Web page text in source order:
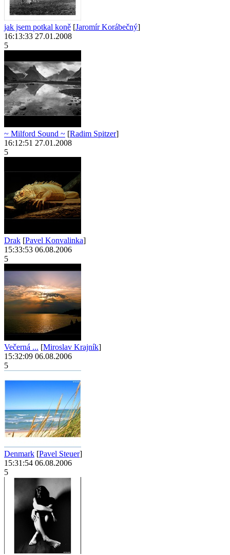
jak jsem potkal koně [Jaromír Korábečný]
16:13:33 27.01.2008
5
~ Milford Sound ~ [Radim Spitzer]
16:12:51 27.01.2008
5
Drak [Pavel Konvalinka]
15:33:53 06.08.2006
5
Večerná ... [Miroslav Krajník]
15:32:09 06.08.2006
5
Denmark [Pavel Steuer]
15:31:54 06.08.2006
5